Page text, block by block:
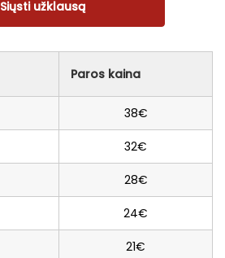
Siųsti užklausą
Paros kaina
38€
32€
28€
24€
21€